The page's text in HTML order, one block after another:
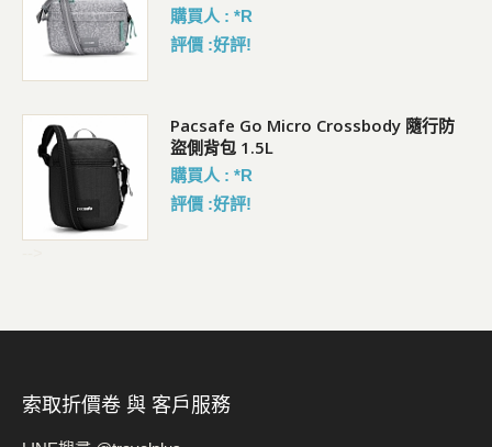
購買人 : *R
評價 :好評!
Pacsafe Go Micro Crossbody 隨行防
盜側背包 1.5L
購買人 : *R
評價 :好評!
索取折價卷 與 客戶服務